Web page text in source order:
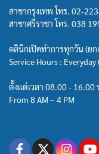
สาขากรุงเทพ โทร. 02-
สาขาศรีราชา โทร. 038
คลินิกเปิดทำการทุกวัน (ย
Service Hours :
ตั้งแต่เวลา 08.00 - 16.00
From 8 AM – 4 PM